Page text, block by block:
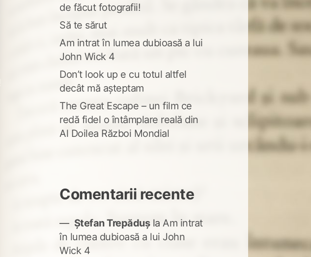
de făcut fotografii!
Să te sărut
Am intrat în lumea dubioasă a lui
John Wick 4
Don’t look up e cu totul altfel
decât mă așteptam
The Great Escape – un film ce
redă fidel o întâmplare reală din
Al Doilea Război Mondial
Comentarii recente
Ștefan Trepădușla Am intrat
în lumea dubioasă a lui John
Wick 4